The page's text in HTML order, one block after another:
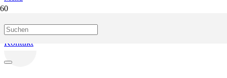
Info & Service
Kontakt